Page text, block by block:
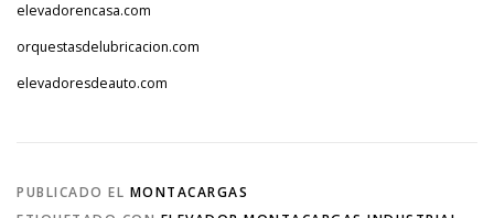
elevadorencasa.com
orquestasdelubricacion.com
elevadoresdeauto.com
PUBLICADO EL MONTACARGAS